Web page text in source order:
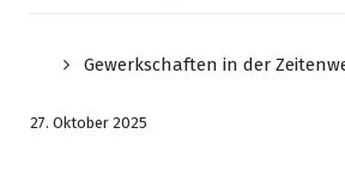
Gewerkschaften in der
27. Oktober 2025